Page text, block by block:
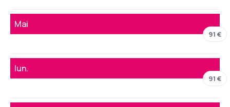
Mai
91 €
Iun.
91 €